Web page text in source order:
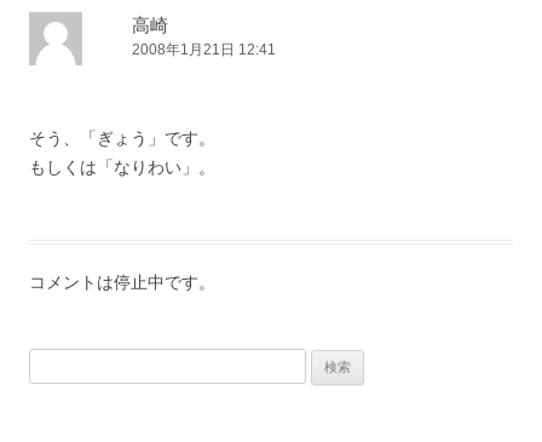
高崎
2008年1月21日 12:41
そう、「ぎょう」です。
もしくは「なりわい」。
コメントは停止中です。